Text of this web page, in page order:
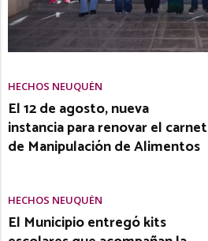
HECHOS NEUQUÉN
El 12 de agosto, nueva
instancia para renovar el carnet
de Manipulación de Alimentos
HECHOS NEUQUÉN
El Municipio entregó kits